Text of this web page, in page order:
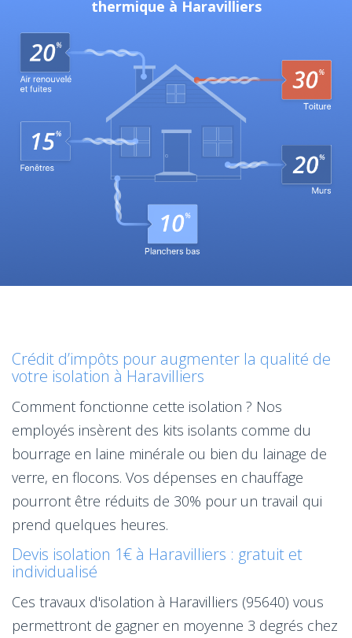
thermique à Haravilliers
Crédit d’impôts pour augmenter la qualité de
votre isolation à Haravilliers
Comment fonctionne cette isolation ? Nos
employés insèrent des kits isolants comme du
bourrage en laine minérale ou bien du lainage de
verre, en flocons. Vos dépenses en chauffage
pourront être réduits de 30% pour un travail qui
prend quelques heures.
Devis isolation 1€ à Haravilliers : gratuit et
individualisé
Ces travaux d'isolation à Haravilliers (95640) vous
permettront de gagner en moyenne 3 degrés chez